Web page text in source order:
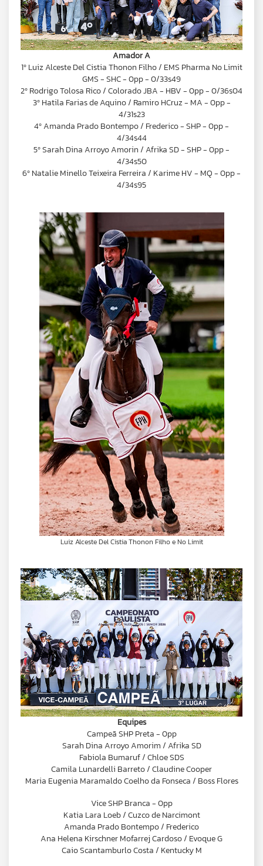
Amador A
1º Luiz Alceste Del Cistia Thonon Filho / EMS Pharma No Limit
GMS - SHC - 0pp - 0/33s49
2º Rodrigo Tolosa Rico / Colorado JBA - HBV - 0pp - 0/36s04
3º Hatila Farias de Aquino / Ramiro HCruz - MA - 0pp -
4/31s23
4º Amanda Prado Bontempo / Frederico - SHP - 0pp -
4/34s44
5º Sarah Dina Arroyo Amorin / Afrika SD - SHP - 0pp -
4/34s50
6º Natalie Minello Teixeira Ferreira / Karime HV - MQ - 0pp -
4/34s95
Luiz Alceste Del Cistia Thonon Filho e No Limit
Equipes
Campeã SHP Preta - 0pp
Sarah Dina Arroyo Amorim / Afrika SD
Fabiola Bumaruf / Chloe SDS
Camila Lunardelli Barreto / Claudine Cooper
Maria Eugenia Maramaldo Coelho da Fonseca / Boss Flores
Vice SHP Branca - 0pp
Katia Lara Loeb / Cuzco de Narcimont
Amanda Prado Bontempo / Frederico
Ana Helena Kirschner Mofarrej Cardoso / Evoque G
Caio Scantamburlo Costa / Kentucky M